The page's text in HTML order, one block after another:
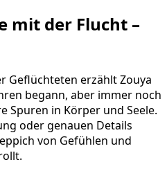
mit der Flucht –
Geflüchteten erzählt Zouya
begann, aber immer noch
Spuren in Körper und Seele.
oder genauen Details
von Gefühlen und